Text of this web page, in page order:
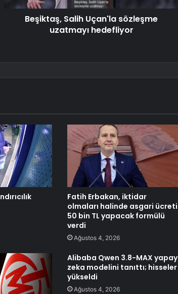
Beşiktaş, Salih Uçan'la sözleşme
uzatmayı hedefliyor
Fatih Erbakan, iktidar
olmaları halinde asgari ücreti
50 bin TL yapacak formülü
verdi
Ağustos 4, 2026
Alibaba Qwen 3.8-MAX yapay
zeka modelini tanıttı; hisseler
yükseldi
Ağustos 4, 2026